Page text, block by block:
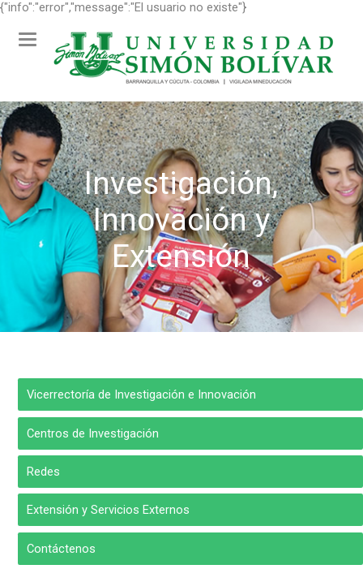
{"info":"error","message":"El usuario no existe"}
Toggle
navigation
Investigación,
Innovación y
Extensión
Vicerrectoría de Investigación e Innovación
Centros de Investigación
Redes
Extensión y Servicios Externos
Contáctenos